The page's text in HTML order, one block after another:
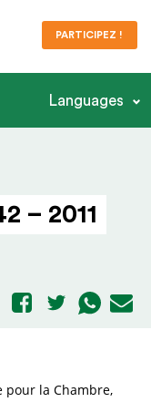
PARTICIPEZ !
Languages
– 2011
pour la Chambre,